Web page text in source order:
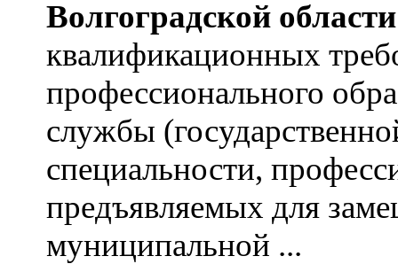
Волгоградской области
квалификационных
профессионального
службы
специальности,
предъявляемых для
муниципальной ...